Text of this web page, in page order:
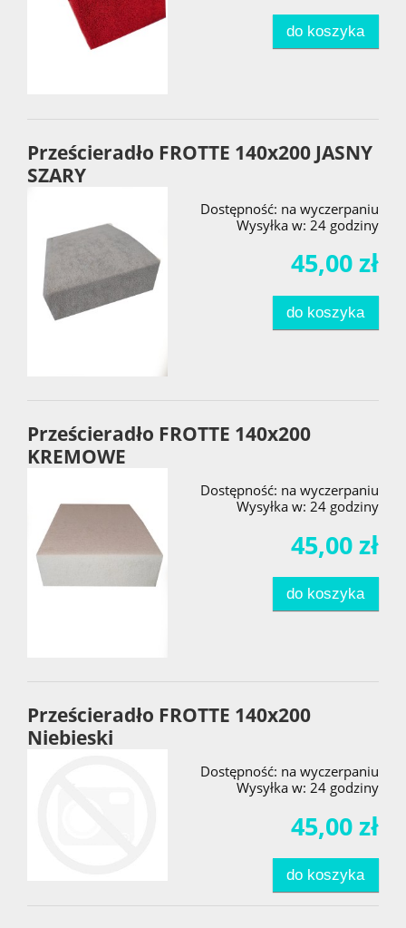
do koszyka
Prześcieradło FROTTE 140x200 JASNY
SZARY
Dostępność: na wyczerpaniu
Wysyłka w: 24 godziny
45,00 zł
do koszyka
Prześcieradło FROTTE 140x200
KREMOWE
Dostępność: na wyczerpaniu
Wysyłka w: 24 godziny
45,00 zł
do koszyka
Prześcieradło FROTTE 140x200
Niebieski
Dostępność: na wyczerpaniu
Wysyłka w: 24 godziny
45,00 zł
do koszyka